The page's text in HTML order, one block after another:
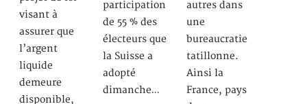
visant à
assurer que
l’argent
liquide
demeure
disponible,
participation
de 55 % des
électeurs que
la Suisse a
adopté
dimanche…
autres dans
une
bureaucratie
tatillonne.
Ainsi la
France, pays